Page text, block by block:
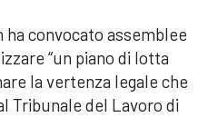
convocato assemblee
“un piano di lotta
la vertenza legale che
Tribunale del Lavoro di